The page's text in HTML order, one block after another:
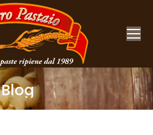
Blog
You are here: